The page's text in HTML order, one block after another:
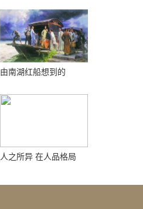
由南湖红船想到的
人之所异 在人品格局